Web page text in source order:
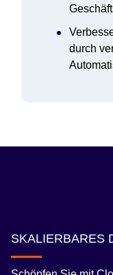
durch
SKALIERBARES